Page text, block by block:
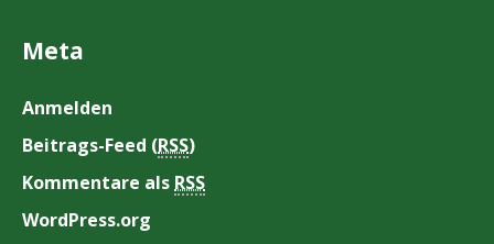
Meta
Anmelden
Beitrags-Feed (RSS)
Kommentare als RSS
WordPress.org